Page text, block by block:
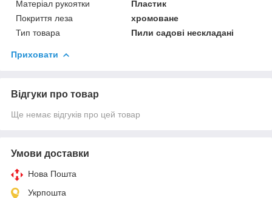
Матеріал рукоятки
Пластик
Покриття леза
хромоване
Тип товара
Пили садові нескладані
Приховати
Відгуки про товар
Ще немає відгуків про цей товар
Умови доставки
Нова Пошта
Укрпошта